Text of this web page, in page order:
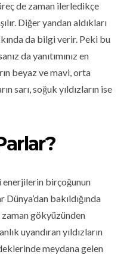
de zaman ilerledikçe
Diğer yandan aldıkları
da bilgi verir. Peki bu
da yanıtımınız en
beyaz ve mavi, orta
sarı, soğuk yıldızların ise
birçoğunun
Dünya’dan bakıldığında
zaman gökyüzünden
uyandıran yıldızların
meydana gelen